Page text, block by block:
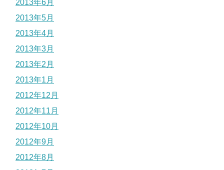
2013年6月
2013年5月
2013年4月
2013年3月
2013年2月
2013年1月
2012年12月
2012年11月
2012年10月
2012年9月
2012年8月